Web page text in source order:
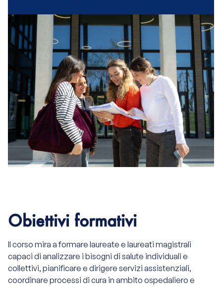
Obiettivi formativi
Il corso mira a formare laureate e laureati magistrali
capaci di analizzare i bisogni di salute individuali e
collettivi, pianificare e dirigere servizi assistenziali,
coordinare processi di cura in ambito ospedaliero e